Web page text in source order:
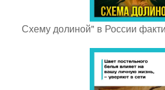
Схему долиной" в России